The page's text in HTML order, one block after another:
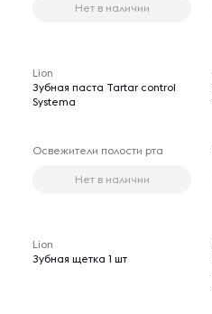
Нет в наличии
Lion
Зубная паста Tartar control
Systema
Освежители полости рта
Нет в наличии
Lion
Зубная щетка 1 шт